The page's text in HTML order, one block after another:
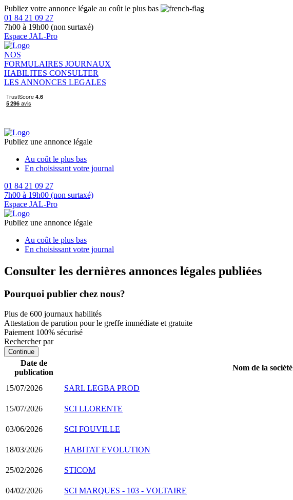
Publiez votre annonce légale au coût le plus bas
01 84 21 09 27
7h00 à 19h00 (non surtaxé)
Espace JAL-Pro
NOS
FORMULAIRES JOURNAUX
HABILITES CONSULTER
LES ANNONCES LEGALES
Publiez une annonce légale
Au coût le plus bas
En choisissant votre journal
01 84 21 09 27
7h00 à 19h00 (non surtaxé)
Espace JAL-Pro
Publiez une annonce légale
Au coût le plus bas
En choisissant votre journal
Consulter les dernières annonces légales publiées
Pourquoi publier chez nous?
Plus de 600 journaux habilités
Attestation de parution pour le greffe immédiate et gratuite
Paiement 100% sécurisé
Rechercher par
Continue
Date de
publication
Nom de la société
15/07/2026 SARL LEGBA PROD
15/07/2026
SCI LLORENTE
03/06/2026 SCI FOUVILLE
18/03/2026
HABITAT EVOLUTION
25/02/2026 STICOM
04/02/2026 SCI MARQUES - 103 - VOLTAIRE